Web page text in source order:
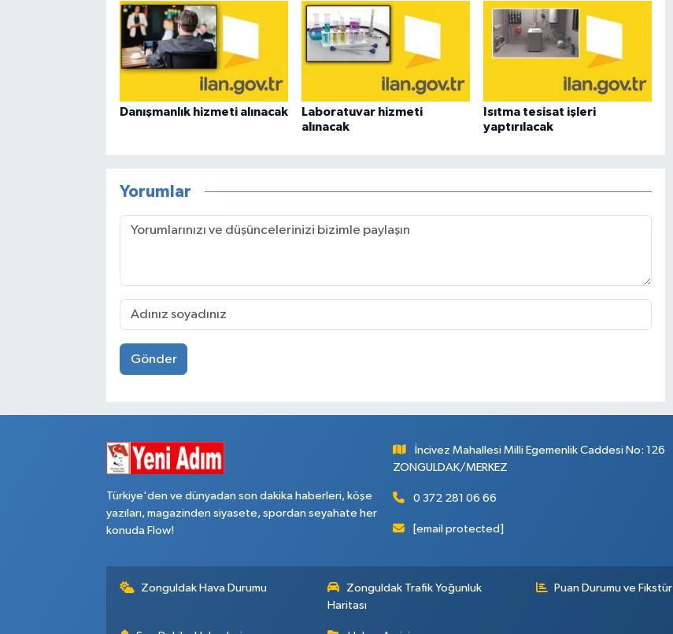
Danışmanlık hizmeti alınacak
Laboratuvar hizmeti
alınacak
Isıtma tesisat işleri
yaptırılacak
Yorumlar
Gönder
Türkiye'den ve dünyadan son dakika haberleri, köşe
yazıları, magazinden siyasete, spordan seyahate her
konuda Flow!
İncivez Mahallesi Milli Egemenlik Caddesi No: 126
ZONGULDAK/MERKEZ
0 372 281 06 66
[email protected]
Zonguldak Hava Durumu
Zonguldak Trafik Yoğunluk
Haritası
Puan Durumu ve Fikstür